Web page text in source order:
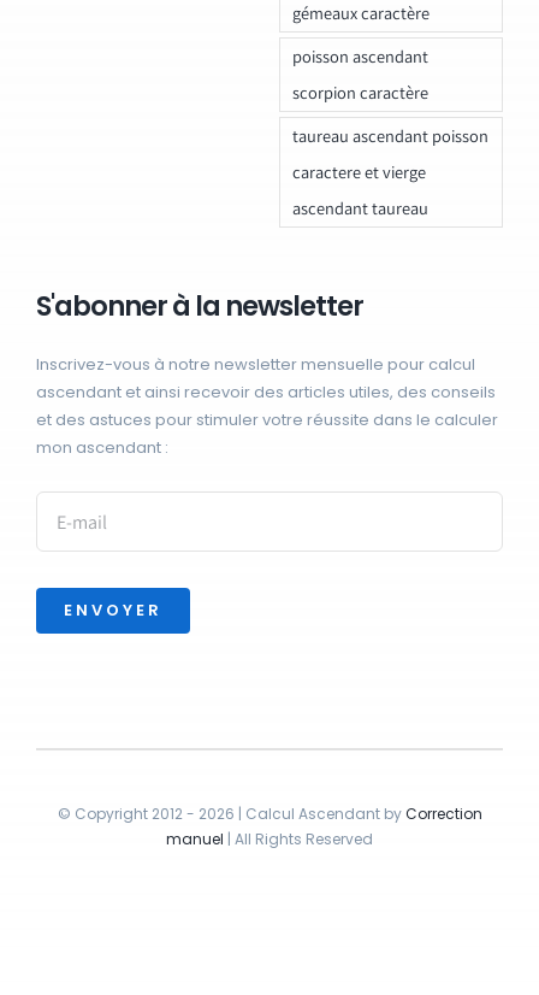
gémeaux caractère
poisson ascendant
scorpion caractère
taureau ascendant poisson
caractere et vierge
ascendant taureau
S'abonner à la newsletter
Inscrivez-vous à notre newsletter mensuelle pour calcul
ascendant et ainsi recevoir des articles utiles, des conseils
et des astuces pour stimuler votre réussite dans le calculer
mon ascendant :
ENVOYER
© Copyright 2012 - 2026 | Calcul Ascendant byCorrection
manuel | All Rights Reserved